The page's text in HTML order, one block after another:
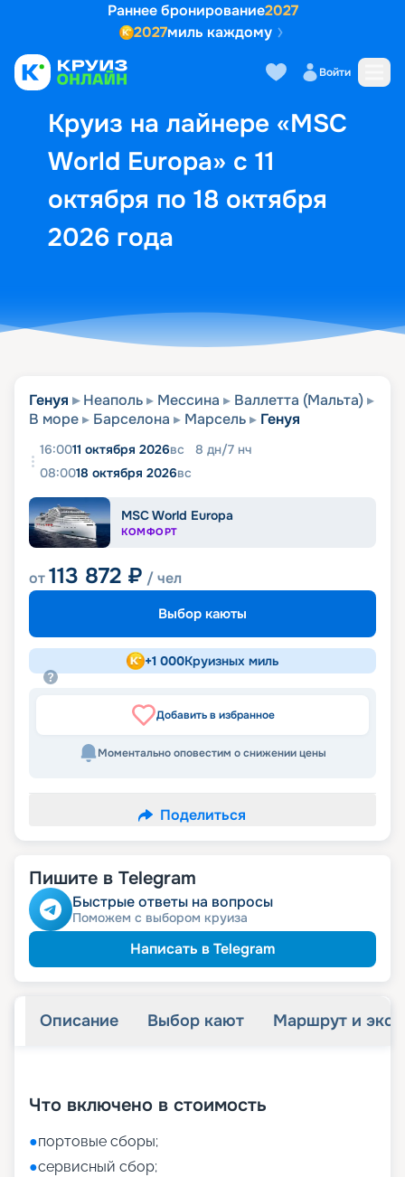
Раннее бронирование2027
2027миль каждому
Войти
Круиз на лайнере «MSC
World Europa» с 11
октября по 18 октября
2026 года
Выбор кают Маршрут и
Генуя Неаполь Мессина
Валлетта (Мальта)
В море
Барселона Марсель Генуя
16:0011 октября 2026вс 8 дн/7 нч
08:0018 октября 2026вс
MSC World Europa
КОМФОРТ
от113 872 ₽ / чел
Выбор каюты
+1 000Круизных миль
Добавить в избранное
Моментально оповестим о снижении цены
Поделиться
Пишите в Telegram
Быстрые ответы на вопросы
Поможем с выбором круиза
Написать в Telegram
Описание Выбор кают Маршрут и
Что включено в стоимость
●портовые сборы;
●сервисный сбор;